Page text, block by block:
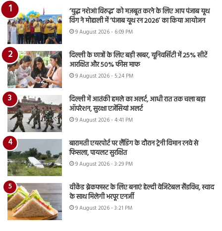
‘युद्ध नशेआं विरुद्ध’ को मज़बूत करने के लिए आप पंजाब यूथ
विंग ने मोहाली में ‘पंजाब यूथ रन 2026’ का किया आयोजन
9 August 2026 - 6:09 PM
दिल्ली के छात्रों के लिए बड़ी खबर, यूनिवर्सिटी में 25% सीटें
आरक्षित और 50% फीस माफ
9 August 2026 - 5:24 PM
दिल्ली में आतंकी हमले का अलर्ट, आधी रात तक चला बड़ा
ऑपरेशन, सुरक्षा एजेंसियां अलर्ट
9 August 2026 - 4:41 PM
बारामती एयरपोर्ट पर लैंडिंग के दौरान ट्रेनी विमान रनवे से
फिसला, पायलट सुरक्षित
9 August 2026 - 3:29 PM
वीकेंड ब्रेकफास्ट के लिए बनाएं हेल्दी वेजिटेबल सैंडविच, स्वाद
के साथ मिलेगी भरपूर एनर्जी
9 August 2026 - 3:21 PM